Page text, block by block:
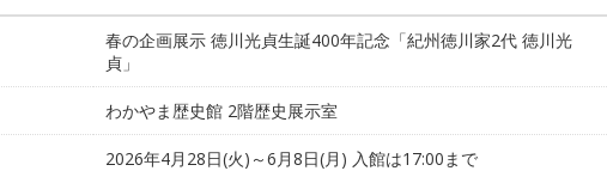
春の企画展示 徳川光貞生誕400年記念「紀州徳川家2代 徳川光
貞」
わかやま歴史館 2階歴史展示室
2026年4月28日(火)～6月8日(月) 入館は17:00まで